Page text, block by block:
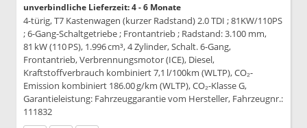
unverbindliche Lieferzeit: 4 - 6 Monate
4-türig, T7 Kastenwagen (kurzer Radstand) 2.0 TDI ; 81KW/110PS
; 6-Gang-Schaltgetriebe ; Frontantrieb ; Radstand: 3.100 mm,
81 kW (110 PS), 1.996 cm³, 4 Zylinder, Schalt. 6-Gang,
Frontantrieb, Verbrennungsmotor (ICE), Diesel,
Kraftstoffverbrauch kombiniert 7,1 l/100km (WLTP), CO₂-
Emission kombiniert 186.00 g/km (WLTP), CO₂-Klasse G,
Garantieleistung: Fahrzeuggarantie vom Hersteller, Fahrzeugnr.:
111832